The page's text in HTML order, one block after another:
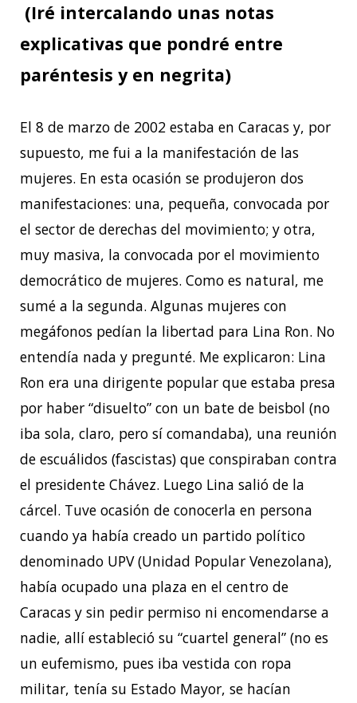
(Iré intercalando unas notas
explicativas que pondré entre
paréntesis y en negrita)
El 8 de marzo de 2002 estaba en Caracas y, por
supuesto, me fui a la manifestación de las
mujeres. En esta ocasión se produjeron dos
manifestaciones: una, pequeña, convocada por
el sector de derechas del movimiento; y otra,
muy masiva, la convocada por el movimiento
democrático de mujeres. Como es natural, me
sumé a la segunda. Algunas mujeres con
megáfonos pedían la libertad para Lina Ron. No
entendía nada y pregunté. Me explicaron: Lina
Ron era una dirigente popular que estaba presa
por haber “disuelto” con un bate de beisbol (no
iba sola, claro, pero sí comandaba), una reunión
de escuálidos (fascistas) que conspiraban contra
el presidente Chávez. Luego Lina salió de la
cárcel. Tuve ocasión de conocerla en persona
cuando ya había creado un partido político
denominado UPV (Unidad Popular Venezolana),
había ocupado una plaza en el centro de
Caracas y sin pedir permiso ni encomendarse a
nadie, allí estableció su “cuartel general” (no es
un eufemismo, pues iba vestida con ropa
militar, tenía su Estado Mayor, se hacían